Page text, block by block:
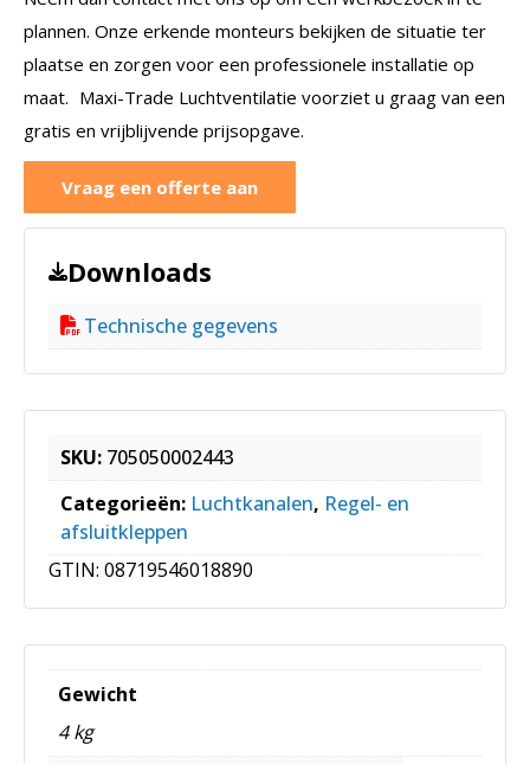
plannen. Onze erkende monteurs bekijken de situatie ter
plaatse en zorgen voor een professionele installatie op
maat. Maxi-Trade Luchtventilatie voorziet u graag van een
gratis en vrijblijvende prijsopgave.
Vraag een offerte aan
Downloads
Technische gegevens
SKU: 705050002443
Categorieën: Luchtkanalen, Regel- en
afsluitkleppen
GTIN: 08719546018890
Gewicht
4 kg